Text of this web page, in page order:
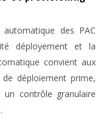
des PAC
déployement et la
convient aux
déploiement prime,
contrôle granulaire